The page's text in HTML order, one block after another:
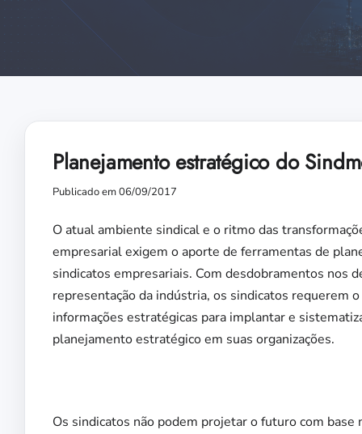
Planejamento estratégico do
Publicado em 06/09/2017
O atual ambiente sindical e o ritmo das
empresarial exigem o aporte de ferramentas de
sindicatos empresariais. Com desdobramentos nos
representação da indústria, os sindicatos requerem
informações estratégicas para implantar e
planejamento estratégico em suas organizações.
Os sindicatos não podem projetar o futuro com